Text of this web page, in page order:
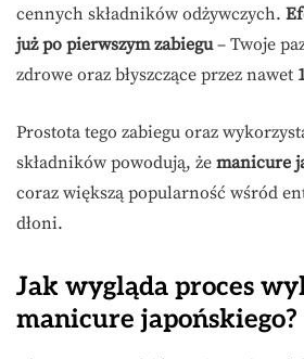
cennych składników odżywczych.
już po pierwszym zabiegu– Twoje
zdrowe oraz błyszczące przez nawet
Prostota tego zabiegu oraz
składników powodują, że manicure
coraz większą popularność wśród
dłoni.
Jak wygląda proces
manicure japońskiego?